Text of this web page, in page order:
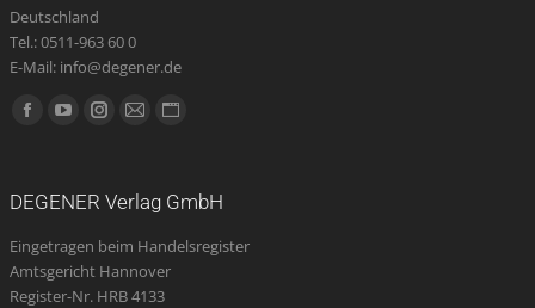
Deutschland
Tel.: 0511-963 60 0
E-Mail: info@degener.de
Finden Sie uns auf:
Facebook
new
window
YouTube
new
window
Instagram
new
window
E-
opens
in
new
Website
new
DEGENER Verlag GmbH
Eingetragen beim Handelsregister
Amtsgericht Hannover
Register-Nr. HRB 4133